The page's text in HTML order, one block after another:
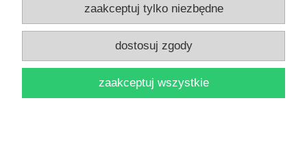
16,90 zł
do koszyka
zaakceptuj tylko niezbędne
dostosuj zgody
zaakceptuj wszystkie